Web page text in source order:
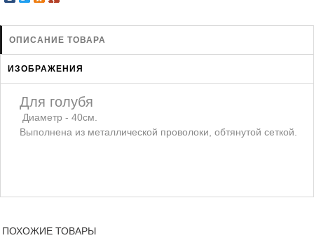
НОВИНКИ ДЛЯ ГОЛУБЕЙ
КНИГИ О ГОЛУБЯХ
СРЕДСТВА ОТ КРЫС
ТОВАРЫ ДЛЯ ПОПУГАЕВ
ОПИСАНИЕ ТОВАРА
ИЗОБРАЖЕНИЯ
Для голубя
Диаметр - 40см.
Выполнена из металлической проволоки, обтянутой сеткой.
ПОХОЖИЕ ТОВАРЫ